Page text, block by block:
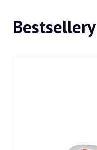
Bestsellery